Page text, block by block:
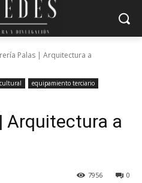
Palas | Arquitectura a
equipamiento terciario
Arquitectura a
0
7956